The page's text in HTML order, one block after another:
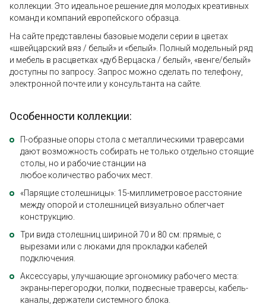
коллекции. Это идеальное решение для молодых креативных
команд и компаний европейского образца.
На сайте представлены базовые модели серии в цветах
«швейцарский вяз / белый» и «белый». Полный модельный ряд
и мебель в расцветках «дуб Верцаска / белый», «венге/белый»
доступны по запросу. Запрос можно сделать по телефону,
электронной почте или у консультанта на сайте.
Особенности коллекции:
П-образные опоры стола с металлическими траверсами
дают возможность собирать не только отдельно стоящие
столы, но и рабочие станции на
любое количество рабочих мест.
«Парящие столешницы»: 15-миллиметровое расстояние
между опорой и столешницей визуально облегчает
конструкцию.
Три вида столешниц шириной 70 и 80 см: прямые, с
вырезами или с люками для прокладки кабелей
подключения.
Аксессуары, улучшающие эргономику рабочего места:
экраны-перегородки, полки, подвесные траверсы, кабель-
каналы, держатели системного блока.